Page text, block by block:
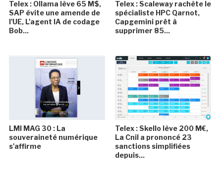
Telex : Ollama lève 65 M$,
SAP évite une amende de
l'UE, L'agent IA de codage
Bob...
Telex : Scaleway rachète le
spécialiste HPC Qarnot,
Capgemini prêt à
supprimer 85...
LMI MAG 30 : La
souveraineté numérique
s'affirme
Telex : Skello lève 200 M€,
La Cnil a prononcé 23
sanctions simplifiées
depuis...